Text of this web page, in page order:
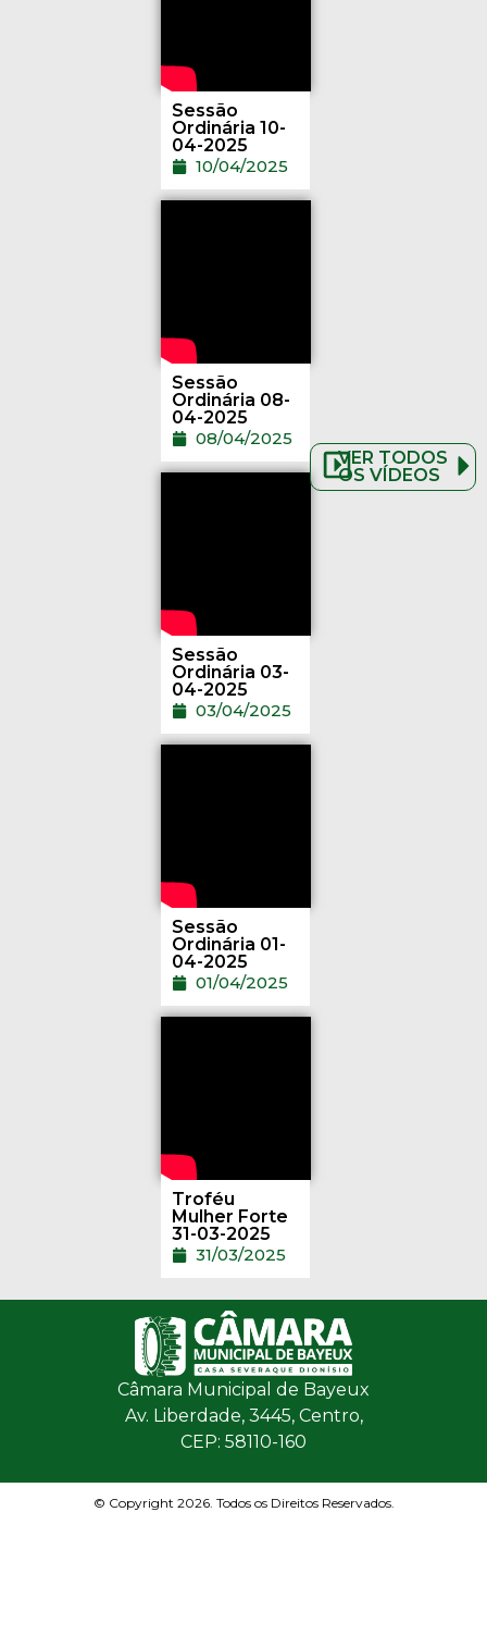
Sessão
Ordinária 10-
04-2025
10/04/2025
Sessão
Ordinária 08-
04-2025
08/04/2025
Sessão
Ordinária 03-
04-2025
03/04/2025
Sessão
Ordinária 01-
04-2025
01/04/2025
Troféu
Mulher Forte
31-03-2025
31/03/2025
VER TODOS
OS VÍDEOS
Câmara Municipal de Bayeux
Av. Liberdade, 3445, Centro,
CEP: 58110-160
© Copyright 2026. Todos os Direitos Reservados.